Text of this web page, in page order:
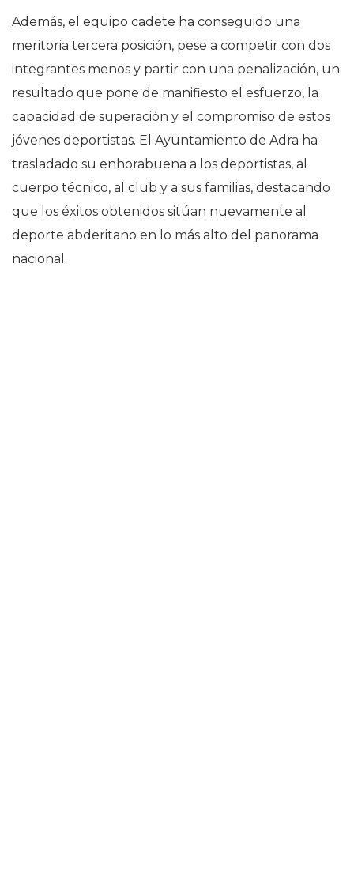
Además, el equipo cadete ha conseguido una
meritoria tercera posición, pese a competir con dos
integrantes menos y partir con una penalización, un
resultado que pone de manifiesto el esfuerzo, la
capacidad de superación y el compromiso de estos
jóvenes deportistas. El Ayuntamiento de Adra ha
trasladado su enhorabuena a los deportistas, al
cuerpo técnico, al club y a sus familias, destacando
que los éxitos obtenidos sitúan nuevamente al
deporte abderitano en lo más alto del panorama
nacional.